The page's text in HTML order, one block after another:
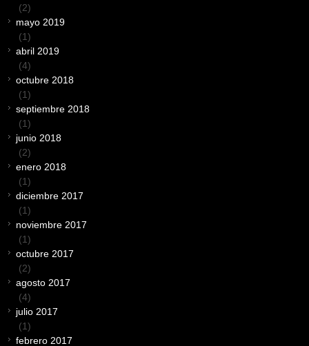
(2)
mayo 2019
(1)
abril 2019
(4)
octubre 2018
(1)
septiembre 2018
(1)
junio 2018
(2)
enero 2018
(1)
diciembre 2017
(1)
noviembre 2017
(1)
octubre 2017
(2)
agosto 2017
(4)
julio 2017
(1)
febrero 2017